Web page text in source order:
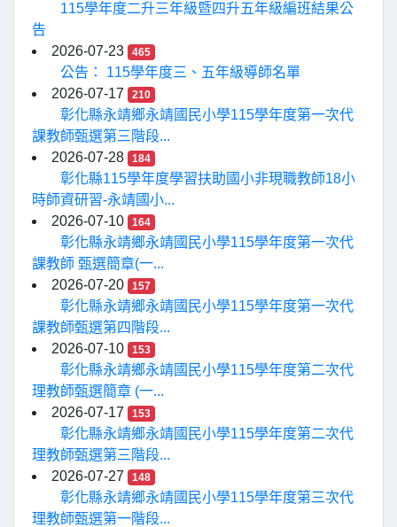
115學年度二升三年級暨四升五年級編班結果公
告
2026-07-23
465
公告： 115學年度三、五年級導師名單
2026-07-17
210
彰化縣永靖鄉永靖國民小學115學年度第一次代
課教師甄選第三階段...
2026-07-28
184
彰化縣115學年度學習扶助國小非現職教師18小
時師資研習-永靖國小...
2026-07-10
164
彰化縣永靖鄉永靖國民小學115學年度第一次代
課教師 甄選簡章(一...
2026-07-20
157
彰化縣永靖鄉永靖國民小學115學年度第一次代
課教師甄選第四階段...
2026-07-10
153
彰化縣永靖鄉永靖國民小學115學年度第二次代
理教師甄選簡章 (一...
2026-07-17
153
彰化縣永靖鄉永靖國民小學115學年度第二次代
理教師甄選第三階段...
2026-07-27
148
彰化縣永靖鄉永靖國民小學115學年度第三次代
理教師甄選第一階段...